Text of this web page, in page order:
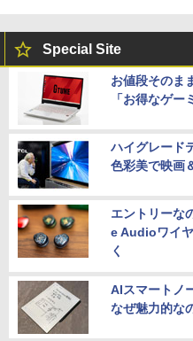
Special Site
お値段そのま
「お得なゲー
ハイグレード
色彩美で映画
エントリーな
e Audioワイ
く
AIスマートノ
なぜ魅力的な